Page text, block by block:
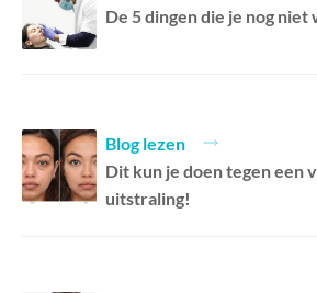
De 5 dingen die je nog
Blog lezen
Dit kun je doen tegen een
uitstraling!